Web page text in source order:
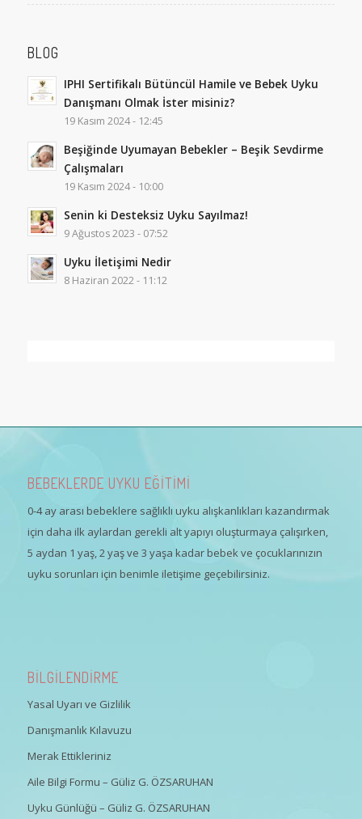
BLOG
IPHI Sertifikalı Bütüncül Hamile ve Bebek Uyku
Danışmanı Olmak İster misiniz?
19 Kasım 2024 - 12:45
Beşiğinde Uyumayan Bebekler – Beşik Sevdirme
Çalışmaları
19 Kasım 2024 - 10:00
Senin ki Desteksiz Uyku Sayılmaz!
9 Ağustos 2023 - 07:52
Uyku İletişimi Nedir
8 Haziran 2022 - 11:12
BEBEKLERDE UYKU EĞİTİMİ
0-4 ay arası bebeklere sağlıklı uyku alışkanlıkları kazandırmak
için daha ilk aylardan gerekli alt yapıyı oluşturmaya çalışırken,
5 aydan 1 yaş, 2 yaş ve 3 yaşa kadar bebek ve çocuklarınızın
uyku sorunları için benimle iletişime geçebilirsiniz.
BİLGİLENDİRME
Yasal Uyarı ve Gizlilik
Danışmanlık Kılavuzu
Merak Ettikleriniz
Aile Bilgi Formu – Güliz G. ÖZSARUHAN
Uyku Günlüğü – Güliz G. ÖZSARUHAN